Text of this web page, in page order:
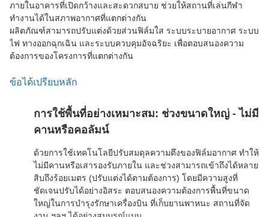
ภายในอาคารที่เปิดกว้างและสะดวกสบาย ช่วยให้สถานที่เล่นกีฬา
ทำงานได้ในสภาพอากาศที่แตกต่างกัน
ผลิตภัณฑ์สามารถปรับแต่งด้วยส่วนฟิล์มใส ระบบระบายอากาศ ระบบ
ไฟ ทางออกฉุกเฉิน และระบบควบคุมอัจฉริยะ เพื่อตอบสนองความ
ต้องการของโครงการที่แตกต่างกัน
ข้อได้เปรียบหลัก
การใช้พื้นที่อย่างเหมาะสม: ช่วงขนาดใหญ่ - ไม่มี
คานหรือคอลัมน์
ด้วยการใช้เทคโนโลยีปรับสมดุลความตึงของฟิล์มอากาศ ทำให้
ไม่มีคานหรือเสารองรับภายใน และช่วงสามารถเข้าถึงได้หลาย
สิบถึงร้อยเมตร (ปรับแต่งได้ตามต้องการ) โดยมีความสูงที่
ชัดเจนปรับได้อย่างอิสระ ตอบสนองความต้องการพื้นที่ขนาด
ใหญ่ในการบำรุงรักษาเครื่องบิน ที่เก็บยานพาหนะ สถานที่จัด